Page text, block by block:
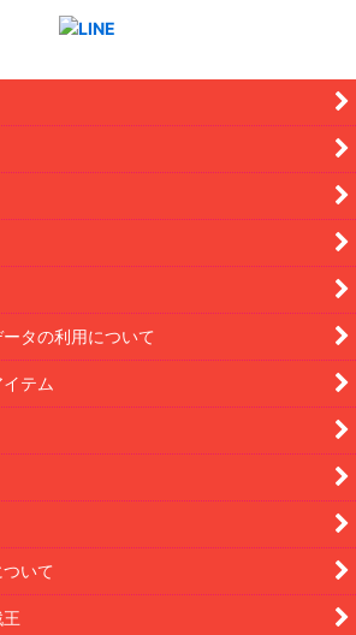
タの利用について
テム
いて